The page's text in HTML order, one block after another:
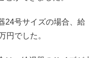
24号サイズの場合、給
円でした。